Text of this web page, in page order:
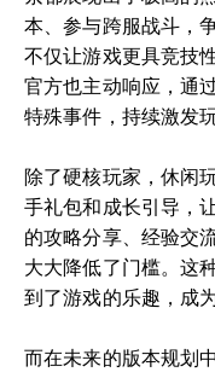
本、参与跨服战斗，
不仅让游戏更具竞技
官方也主动响应，通
特殊事件，持续激发
除了硬核玩家，休闲
手礼包和成长引导，
的攻略分享、经验交
大大降低了门槛。这
到了游戏的乐趣，成
而在未来的版本规划